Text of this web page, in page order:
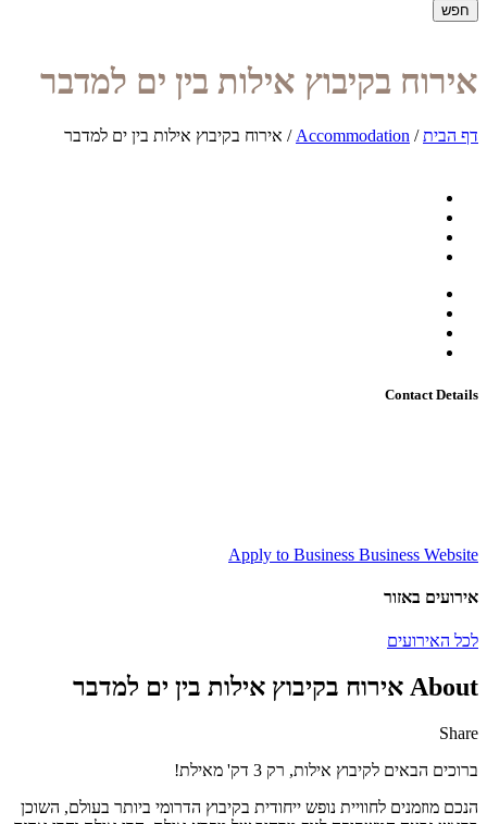
חפש
אירוח בקיבוץ אילות בין ים למדבר
דף הבית/
Accommodation
/ אירוח בקיבוץ אילות בין ים למדבר
Contact Details
Apply to Business Business Website
אירועים באזור
לכל האירועים
About אירוח בקיבוץ אילות בין ים למדבר
Share
Email
Twitter
Google
Facebook
ברוכים הבאים לקיבוץ אילות, רק 3 דק' מאילת!
הנכם מוזמנים לחוויית נופש ייחודית בקיבוץ הדרומי ביותר בעולם, השוכן